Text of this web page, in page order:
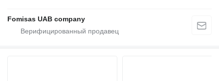
Fomisas UAB company